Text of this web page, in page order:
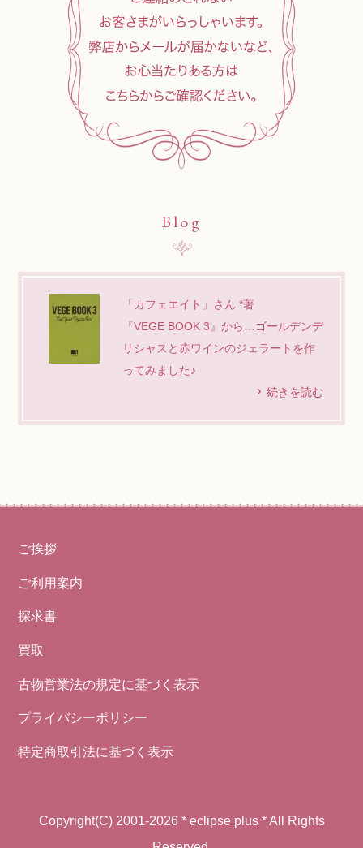
Blog
「カフェエイト」さん *著
『VEGE BOOK 3』から…ゴールデンデ
リシャスと赤ワインのジェラートを作
ってみました♪
続きを読む
ご挨拶
ご利用案内
探求書
買取
古物営業法の規定に基づく表示
プライバシーポリシー
特定商取引法に基づく表示
Copyright(C) 2001-2026 * eclipse plus * All Rights